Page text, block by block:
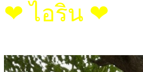
❤︎ ไอริน ❤︎